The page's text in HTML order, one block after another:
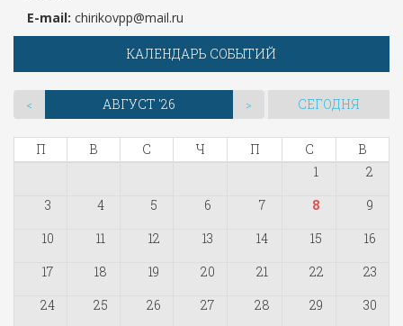
E-mail: chirikovpp@mail.ru
КАЛЕНДАРЬ СОБЫТИЙ
< АВГУСТ '26 > СЕГОДНЯ
П В С Ч П С
В
1
2
3
4 5 6 7 8
9
10
11 12 13 14 15
16
17
18 19 20 21 22
23
24
25 26 27 28 29
30